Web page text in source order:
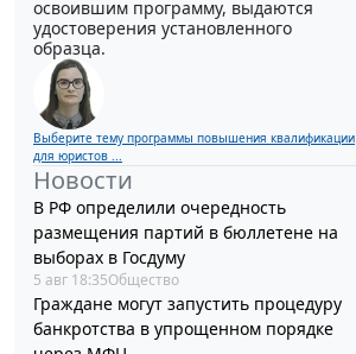
освоившим программу, выдаются
удостоверения установленного
образца.
Выберите тему программы повышения квалификации
для юристов ...
Новости
В РФ определили очередность
размещения партий в бюллетене на
выборах в Госдуму
5 авг 18:35Общество
Граждане могут запустить процедуру
банкротства в упрощенном порядке